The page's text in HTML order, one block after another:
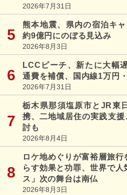
2026年7月31日
熊本地震、県内の宿泊キ
約9億円にのぼる見込み
2026年8月3日
LCCピーチ、新たに大幅
通費を補償、国内線1万円
2026年7月31日
栃木県那須塩原市とJR東
携、二地域居住の実践支
討も
2026年8月4日
ロケ地めぐりが富裕層旅
らす効果と功罪、世界で人
ス」次の舞台は南仏
2026年8月3日